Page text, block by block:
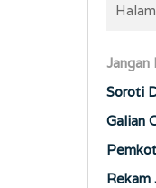
Jangan
Soroti
Galian
Rekam